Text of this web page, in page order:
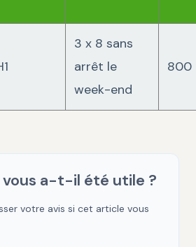
3 x 8 sans
arrêt le
week-end
800
a-t-il été utile ?
votre avis si cet article vous